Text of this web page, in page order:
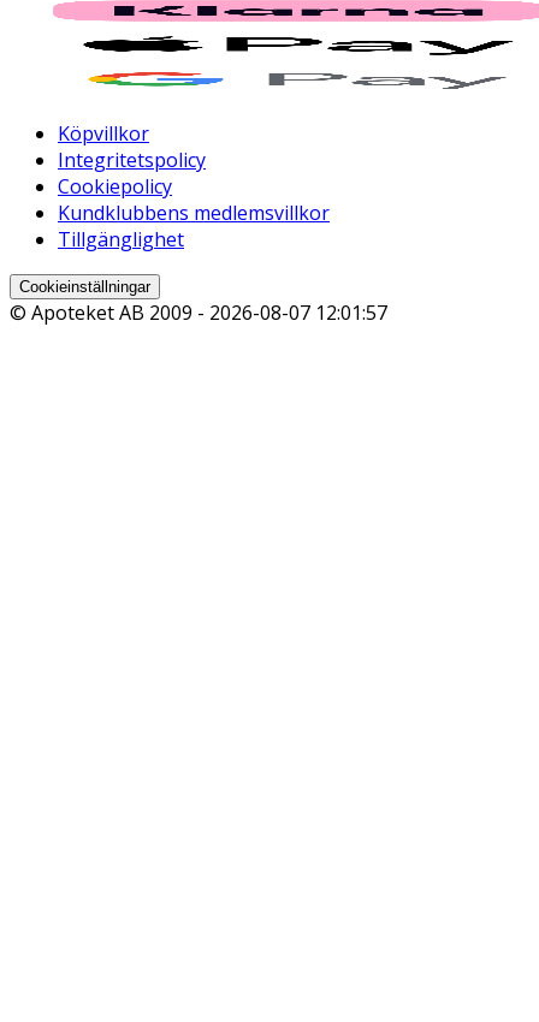
Köpvillkor
Integritetspolicy
Cookiepolicy
Kundklubbens medlemsvillkor
Tillgänglighet
Cookieinställningar
© Apoteket AB 2009 - 2026-08-07 12:01:57